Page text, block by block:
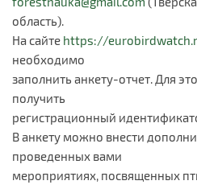
область).
На сайте https://
необходимо
заполнить анкету-отчет. Для
получить
регистрационный
В анкету можно внести
проведенных вами
мероприятиях, посвященных